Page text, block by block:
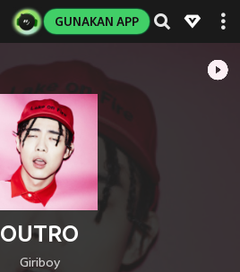
GUNAKAN APP
OUTRO
Giriboy